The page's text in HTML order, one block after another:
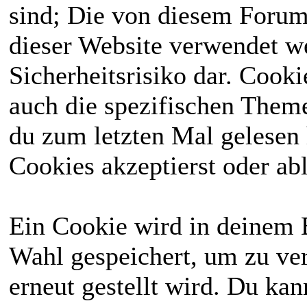
sind; Die von diesem
dieser Website verwendet
Sicherheitsrisiko dar.
auch die spezifischen
du zum letzten Mal
Cookies akzeptierst oder
Ein Cookie wird in deinem
Wahl gespeichert, um zu
erneut gestellt wird. Du